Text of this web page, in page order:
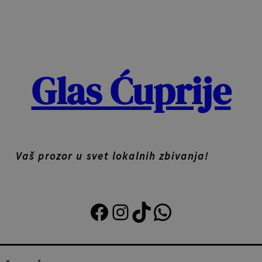
Glas Ćuprije
Vaš prozor u svet lokalnih zbivanja!
Facebook
Instagram
TikTok
Viber